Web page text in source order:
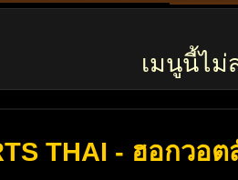
เมนูนี้ไม่
THAI - ฮอกวอต